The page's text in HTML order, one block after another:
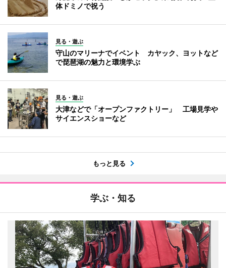
体ドミノで祝う
見る・遊ぶ
守山のマリーナでイベント カヤック、ヨットなど
で琵琶湖の魅力と環境学ぶ
見る・遊ぶ
大津などで「オープンファクトリー」 工場見学や
サイエンスショーなど
もっと見る
学ぶ・知る